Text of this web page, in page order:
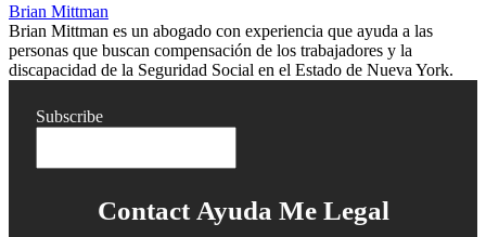
Brian Mittman
Brian Mittman es un abogado con experiencia que ayuda a las
personas que buscan compensación de los trabajadores y la
discapacidad de la Seguridad Social en el Estado de Nueva York.
Subscribe
Contact Ayuda Me Legal